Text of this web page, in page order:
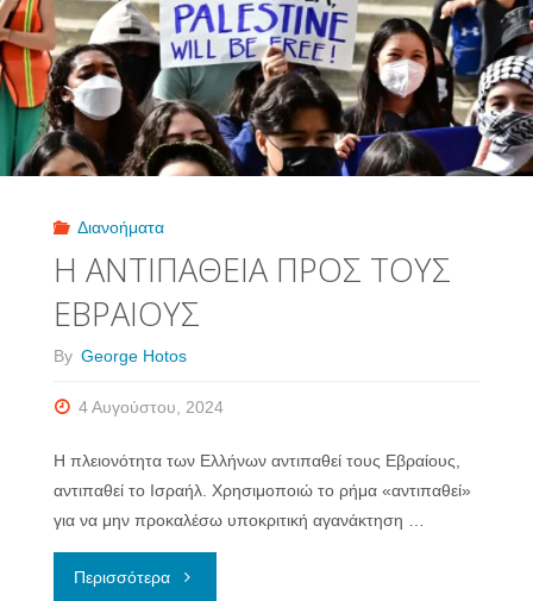
ΤΥΧΑΙΑΣ
ΔΗΜΙΟΥΡΓΙΑΣ
ΤΟΥ
ΠΡΩΤΟΥ
Διανοήματα
Η ΑΝΤΙΠΑΘΕΙΑ ΠΡΟΣ ΤΟΥΣ
ΕΒΡΑΙΟΥΣ
By George Hotos
4 Αυγούστου, 2024
Η πλειονότητα των Ελλήνων αντιπαθεί τους Εβραίους,
αντιπαθεί το Ισραήλ. Χρησιμοποιώ το ρήμα «αντιπαθεί»
για να μην προκαλέσω υποκριτική αγανάκτηση …
Περισσότερα"Η